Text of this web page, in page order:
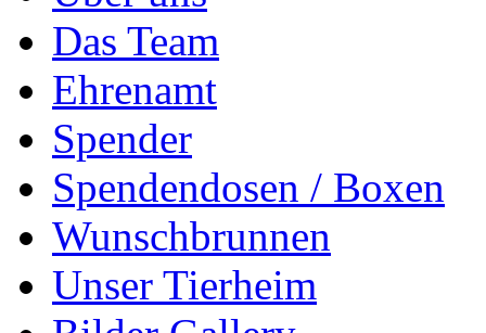
Das Team
Ehrenamt
Spender
Spendendosen / Boxen
Wunschbrunnen
Unser Tierheim